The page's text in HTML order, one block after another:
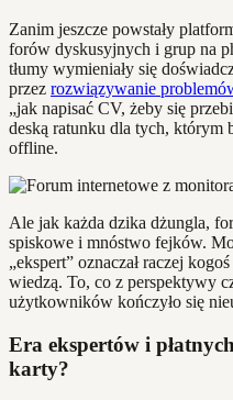
Zanim jeszcze powstały
forów dyskusyjnych i grup na
tłumy wymieniały się
przez rozwiązywanie
„jak napisać CV, żeby się
deską ratunku dla tych, którym
offline.
Ale jak każda dzika dżungla,
spiskowe i mnóstwo fejków.
„ekspert” oznaczał raczej
wiedzą. To, co z perspektywy
użytkowników kończyło się
Era ekspertów i
karty?